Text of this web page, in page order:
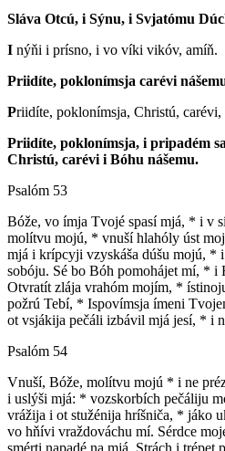
Sláva Otcú, i Sýnu, i Svjatómu
I nýňi i prísno, i vo víki vikóv, amíň.
Priidíte, poklonímsja carévi
Priidíte, poklonímsja, Christú, carévi,
Priidíte, poklonímsja, i pripadém
Christú, carévi i Bóhu nášemu.
Psalóm 53
Bóže, vo ímja Tvojé spasí mjá, * i v
molítvu mojú, * vnuší hlahóly úst
mjá i krípcyji vzyskáša dúšu mojú, *
sobóju. Sé bo Bóh pomohájet mí, * i
Otvratít zlája vrahóm mojím, *
požrú Tebí, * Ispovímsja ímeni
ot vsjákija pečáli izbávil mjá jesí, * i
Psalóm 54
Vnuší, Bóže, molítvu mojú * i ne
i uslýši mjá: * vozskorbích pečáliju
vrážija i ot stužénija hríšniča, * jáko
vo hňívi vraždováchu mí. Sérdce
smérti napadé na mjá. Strách i